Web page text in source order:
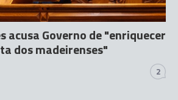
acusa Governo de "enriquecer
dos madeirenses"
2